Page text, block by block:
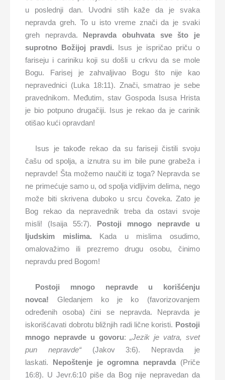
u poslednji dan. Uvodni stih kaže da je svaka
nepravda greh. To u isto vreme znači da je svaki
greh nepravda. Nepravda obuhvata sve što je
suprotno Božijoj pravdi. Isus je ispričao priču o
fariseju i cariniku koji su došli u crkvu da se mole
Bogu. Farisej je zahvaljivao Bogu što nije kao
nepravednici (Luka 18:11). Znači, smatrao je sebe
pravednikom. Međutim, stav Gospoda Isusa Hrista
je bio potpuno drugačiji. Isus je rekao da je carinik
otišao kući opravdan!
Isus je takođe rekao da su fariseji čistili svoju
čašu od spolja, a iznutra su im bile pune grabeža i
nepravde! Šta možemo naučiti iz toga? Nepravda se
ne primećuje samo u, od spolja vidljivim delima, nego
može biti skrivena duboko u srcu čoveka. Zato je
Bog rekao da nepravednik treba da ostavi svoje
misli! (Isaija 55:7). Postoji mnogo nepravde u
ljudskim mislima. Kada u mislima osudimo,
omalovažimo ili prezremo drugu osobu, činimo
nepravdu pred Bogom!
Postoji mnogo nepravde u korišćenju
novca! Gledanjem ko je ko (favorizovanjem
određenih osoba) čini se nepravda. Nepravda je
iskorišćavati dobrotu bližnjih radi lične koristi. Postoji
mnogo nepravde u govoru:„Jezik je vatra, svet
pun nepravde“(Jakov 3:6). Nepravda je
laskati. Nepoštenje je ogromna nepravda(Priče
16:8). U Jevr.6:10 piše da Bog nije nepravedan da